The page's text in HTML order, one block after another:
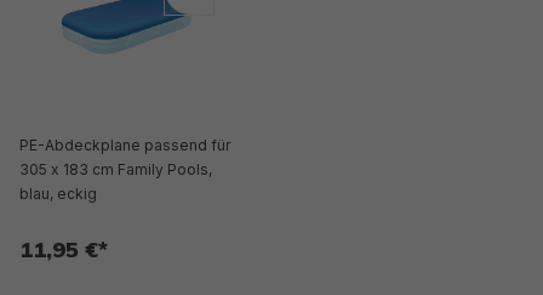
PE-Abdeckplane passend für
305 x 183 cm Family Pools,
blau, eckig
11,95 €*